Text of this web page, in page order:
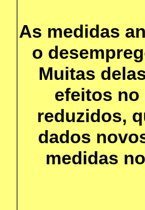
As medidas
o
Muitas
efeitos no
reduzidos,
dados
medidas